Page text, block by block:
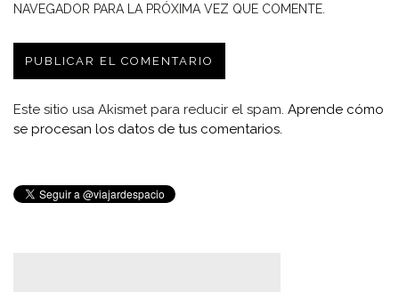
NAVEGADOR PARA LA PRÓXIMA VEZ QUE COMENTE.
Este sitio usa Akismet para reducir el spam. Aprende cómo
se procesan los datos de tus comentarios.